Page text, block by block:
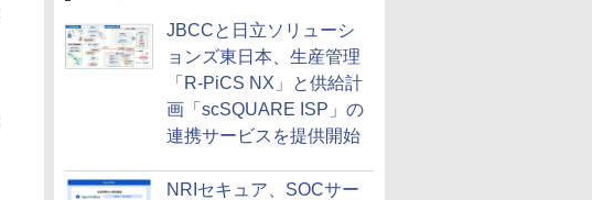
JBCCと日立ソリューシ
ョンズ東日本、生産管理
「R-PiCS NX」と供給計
画「scSQUARE ISP」の
連携サービスを提供開始
NRIセキュア、SOCサー